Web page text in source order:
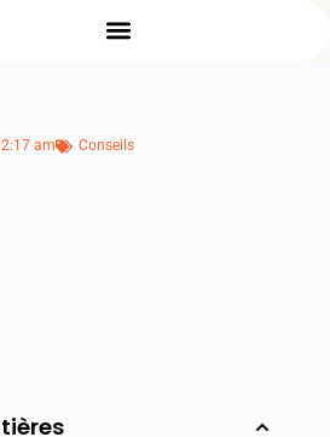
am Conseils